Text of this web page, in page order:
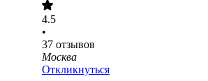
4.5
•
37 отзывов
Москва
Откликнуться